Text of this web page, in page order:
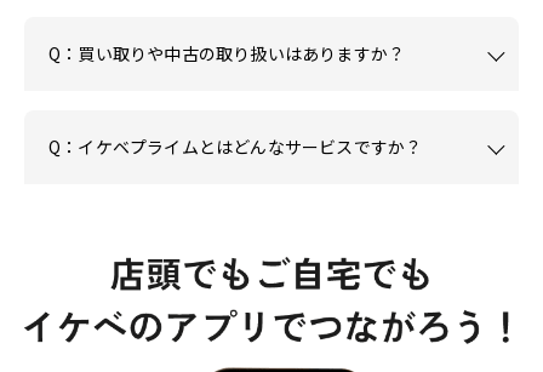
Q：買い取りや中古の取り扱いはありますか？
Q：イケベプライムとはどんなサービスですか？